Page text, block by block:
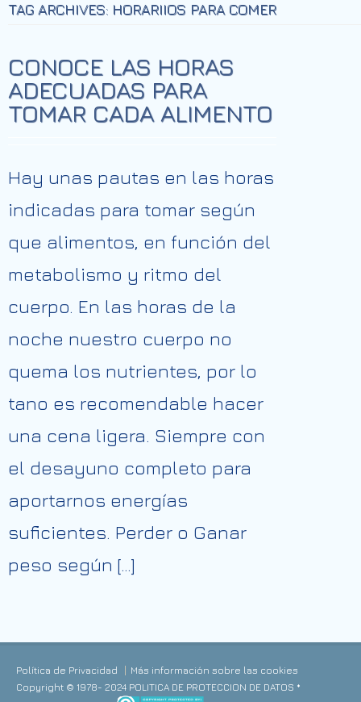
TAG ARCHIVES: HORARIIOS PARA COMER
CONOCE LAS HORAS
ADECUADAS PARA
TOMAR CADA ALIMENTO
Hay unas pautas en las horas
indicadas para tomar según
que alimentos, en función del
metabolismo y ritmo del
cuerpo. En las horas de la
noche nuestro cuerpo no
quema los nutrientes, por lo
tano es recomendable hacer
una cena ligera. Siempre con
el desayuno completo para
aportarnos energías
suficientes. Perder o Ganar
peso según […]
Política de Privacidad
Más información sobre las cookies
Copyright © 1978- 2024 POLITICA DE PROTECCION DE DATOS *